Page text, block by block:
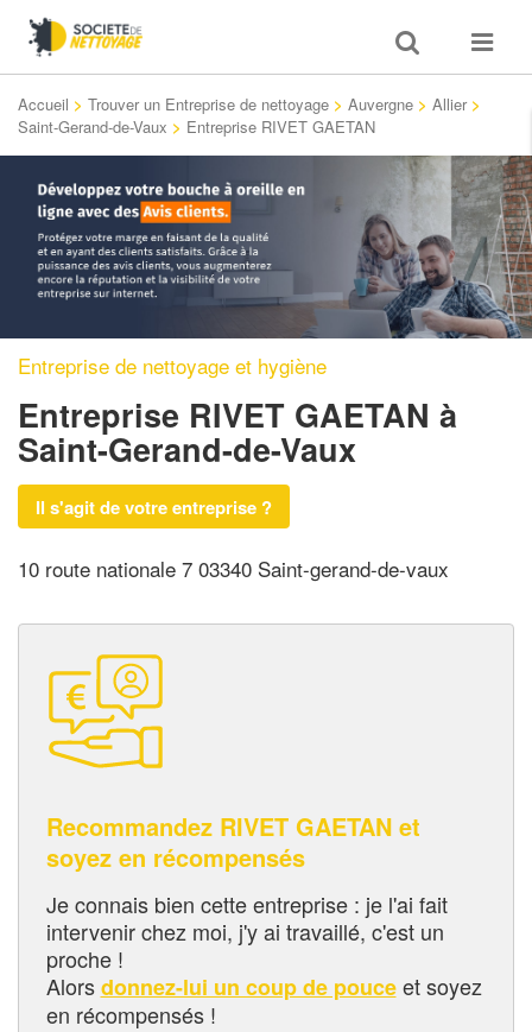
Toggle
search
Toggle
Accueil > Trouver un Entreprise de nettoyage > Auvergne > Allier >
Saint-Gerand-de-Vaux > Entreprise RIVET GAETAN
Entreprise de nettoyage et hygiène
Entreprise RIVET GAETAN à
Saint-Gerand-de-Vaux
Il s'agit de votre entreprise ?
10 route nationale 7 03340 Saint-gerand-de-vaux
Recommandez RIVET GAETAN et
soyez en récompensés
Je connais bien cette entreprise : je l'ai fait
intervenir chez moi, j'y ai travaillé, c'est un
proche !
Alorsdonnez-lui un coup de pouceet soyez
en récompensés !